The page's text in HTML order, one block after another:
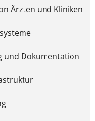
Ärzten und Kliniken
und Dokumentation